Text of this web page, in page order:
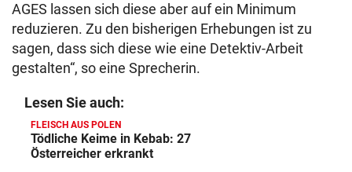
AGES lassen sich diese aber auf ein Minimum
reduzieren. Zu den bisherigen Erhebungen ist zu
sagen, dass sich diese wie eine Detektiv-Arbeit
gestalten“, so eine Sprecherin.
Lesen Sie auch:
FLEISCH AUS POLEN
Tödliche Keime in Kebab: 27
Österreicher erkrankt